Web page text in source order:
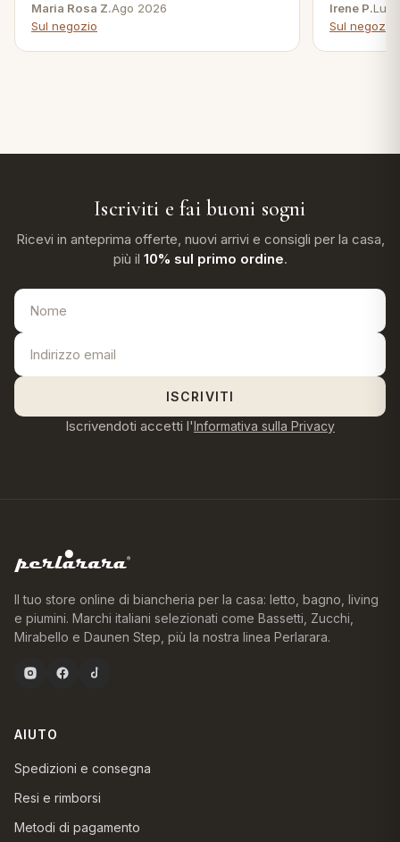
Maria Rosa Z.Ago 2026
Sul negozio
Irene P.Lug
Sul negozio
Iscriviti e fai buoni sogni
Ricevi in anteprima offerte, nuovi arrivi e consigli per la casa,
più il 10% sul primo ordine.
ISCRIVITI
Iscrivendoti accetti l'Informativa sulla Privacy
Il tuo store online di biancheria per la casa: letto, bagno, living
e piumini. Marchi italiani selezionati come Bassetti, Zucchi,
Mirabello e Daunen Step, più la nostra linea Perlarara.
AIUTO
Spedizioni e consegna
Resi e rimborsi
Metodi di pagamento